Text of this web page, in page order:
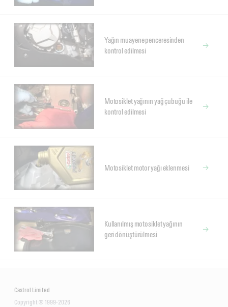
Yağın muayene penceresinden
kontrol edilmesi
Motosiklet yağının yağ çubuğu ile
kontrol edilmesi
Motosiklet motor yağı eklenmesi
Kullanılmış motosiklet yağının
geri dönüştürülmesi
Castrol Limited
Copyright © 1999-2026